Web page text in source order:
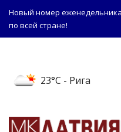
Новый номер
по всей стране!
23°C - Рига